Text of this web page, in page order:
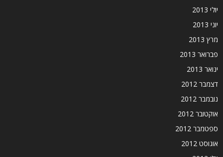
יולי 2013
יוני 2013
מרץ 2013
פברואר 2013
ינואר 2013
דצמבר 2012
נובמבר 2012
אוקטובר 2012
ספטמבר 2012
אוגוסט 2012